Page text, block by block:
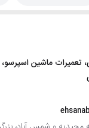
تعمیرات ماشین اسپرسو،